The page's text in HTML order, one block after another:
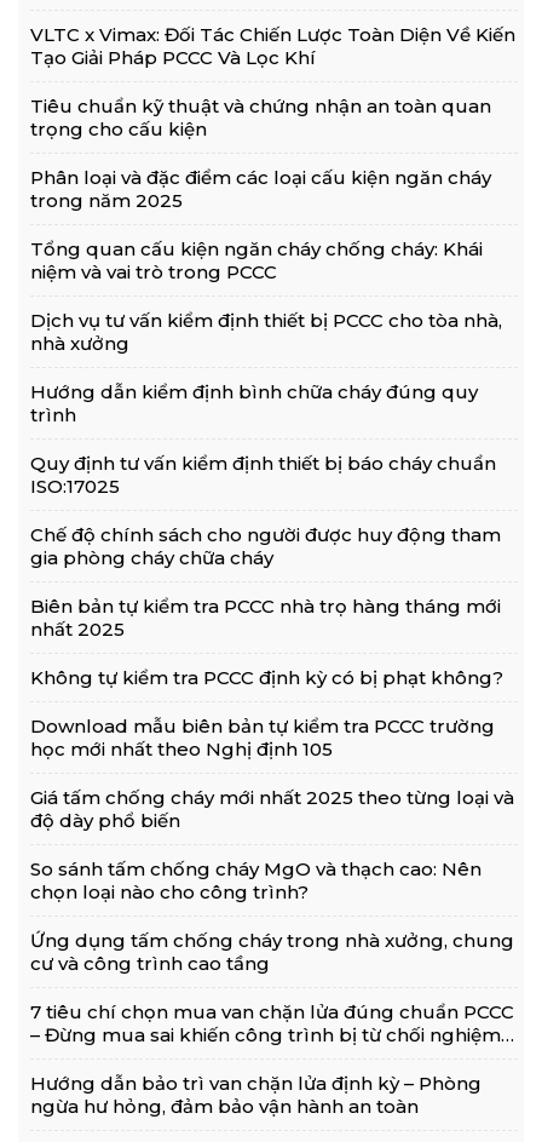
VLTC x Vimax: Đối Tác Chiến Lược Toàn Diện Về Kiến
Tạo Giải Pháp PCCC Và Lọc Khí
Tiêu chuẩn kỹ thuật và chứng nhận an toàn quan
trọng cho cấu kiện
Phân loại và đặc điểm các loại cấu kiện ngăn cháy
trong năm 2025
Tổng quan cấu kiện ngăn cháy chống cháy: Khái
niệm và vai trò trong PCCC
Dịch vụ tư vấn kiểm định thiết bị PCCC cho tòa nhà,
nhà xưởng
Hướng dẫn kiểm định bình chữa cháy đúng quy
trình
Quy định tư vấn kiểm định thiết bị báo cháy chuẩn
ISO:17025
Chế độ chính sách cho người được huy động tham
gia phòng cháy chữa cháy
Biên bản tự kiểm tra PCCC nhà trọ hàng tháng mới
nhất 2025
Không tự kiểm tra PCCC định kỳ có bị phạt không?
Download mẫu biên bản tự kiểm tra PCCC trường
học mới nhất theo Nghị định 105
Giá tấm chống cháy mới nhất 2025 theo từng loại và
độ dày phổ biến
So sánh tấm chống cháy MgO và thạch cao: Nên
chọn loại nào cho công trình?
Ứng dụng tấm chống cháy trong nhà xưởng, chung
cư và công trình cao tầng
7 tiêu chí chọn mua van chặn lửa đúng chuẩn PCCC
– Đừng mua sai khiến công trình bị từ chối nghiệm
Hướng dẫn bảo trì van chặn lửa định kỳ – Phòng
ngừa hư hỏng, đảm bảo vận hành an toàn